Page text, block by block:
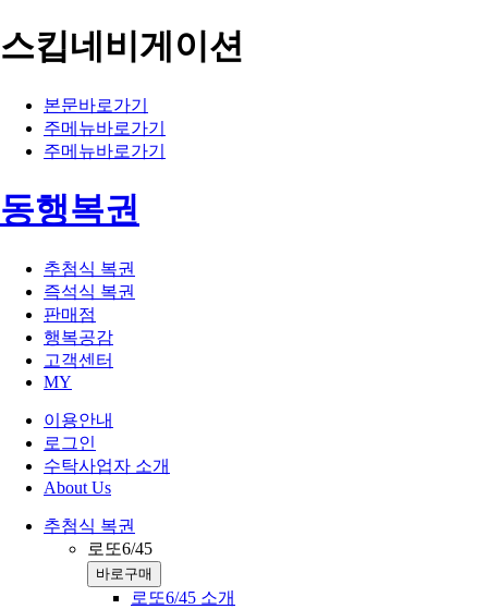
스킵네비게이션
본문바로가기
주메뉴바로가기
주메뉴바로가기
동행복권
추첨식 복권
즉석식 복권
판매점
행복공감
고객센터
MY
이용안내
로그인
수탁사업자 소개
About Us
추첨식 복권
로또6/45
바로구매
로또6/45 소개